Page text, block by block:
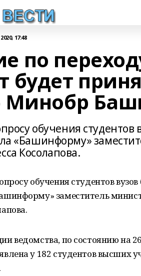
17:48
по
будет
Минобр
обучения
«Башинформу»
Косолапова.
обучения студентов
заместитель
ведомства, по состоянию на
у 182 студентов высших